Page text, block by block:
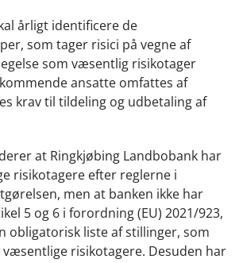
årligt identificere de
som tager risici på vegne af
som væsentlig risikotager
ansatte omfattes af
krav til tildeling og udbetaling af
at Ringkjøbing Landbobank har
risikotagere efter reglerne i
men at banken ikke har
5 og 6 i forordning (EU) 2021/923,
obligatorisk liste af stillinger, som
væsentlige risikotagere. Desuden har